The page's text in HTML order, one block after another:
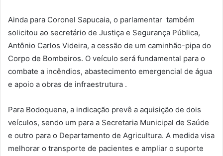
Ainda para Coronel Sapucaia, o parlamentar também
solicitou ao secretário de Justiça e Segurança Pública,
Antônio Carlos Videira, a cessão de um caminhão-pipa do
Corpo de Bombeiros. O veículo será fundamental para o
combate a incêndios, abastecimento emergencial de água
e apoio a obras de infraestrutura .
Para Bodoquena, a indicação prevê a aquisição de dois
veículos, sendo um para a Secretaria Municipal de Saúde
e outro para o Departamento de Agricultura. A medida visa
melhorar o transporte de pacientes e ampliar o suporte